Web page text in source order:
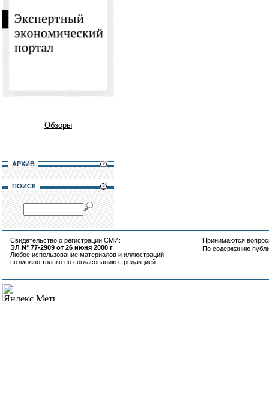
Обзоры
АРХИВ
ПОИСК
Свидетельство о регистрации СМИ:
ЭЛ N° 77-2909 от 26 июня 2000 г
Любое использование материалов и иллюстраций
возможно только по согласованию с редакцией
Принимаются
По содержанию